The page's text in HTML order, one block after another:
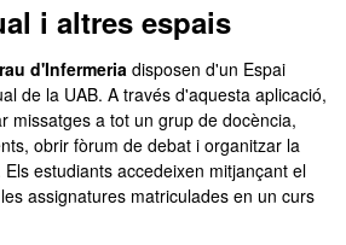
i altres espais
d'Infermeria disposen d'un Espai
de la UAB. A través d'aquesta aplicació,
missatges a tot un grup de docència,
obrir fòrum de debat i organitzar la
estudiants accedeixen mitjançant el
assignatures matriculades en un curs